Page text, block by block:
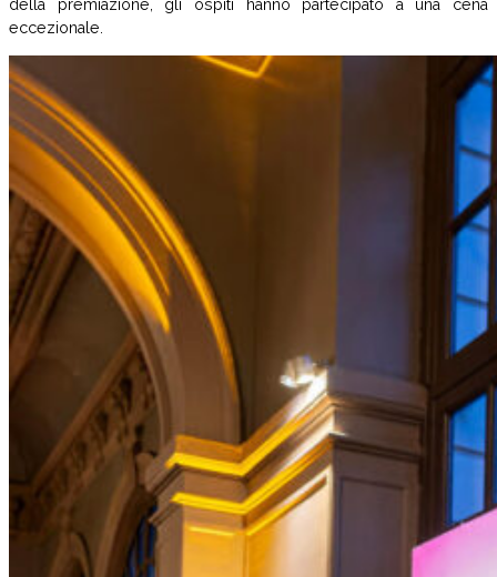
della premiazione, gli ospiti hanno partecipato a una cena
eccezionale.